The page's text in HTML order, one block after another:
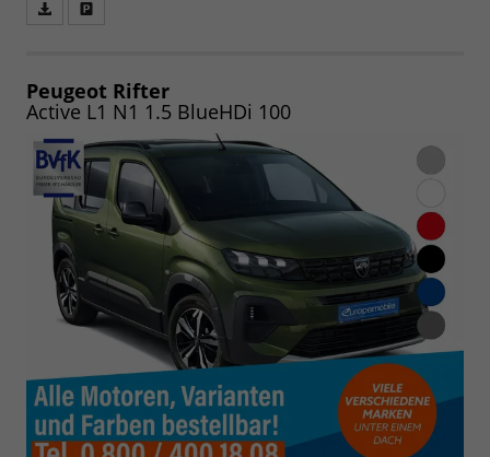
speichern/drucken
Peugeot Rifter
Active L1 N1 1.5 BlueHDi 100